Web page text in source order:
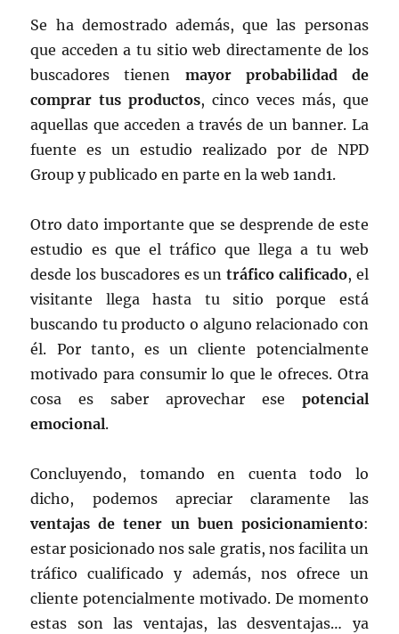
Se ha demostrado además, que las personas
que acceden a tu sitio web directamente de los
buscadores tienen mayor probabilidad de
comprar tus productos, cinco veces más, que
aquellas que acceden a través de un banner. La
fuente es un estudio realizado por de NPD
Group y publicado en parte en la web 1and1.
Otro dato importante que se desprende de este
estudio es que el tráfico que llega a tu web
desde los buscadores es untráfico calificado, el
visitante llega hasta tu sitio porque está
buscando tu producto o alguno relacionado con
él. Por tanto, es un cliente potencialmente
motivado para consumir lo que le ofreces. Otra
cosa es saber aprovechar ese potencial
emocional.
Concluyendo, tomando en cuenta todo lo
dicho, podemos apreciar claramente las
ventajas de tener un buen posicionamiento:
estar posicionado nos sale gratis, nos facilita un
tráfico cualificado y además, nos ofrece un
cliente potencialmente motivado. De momento
estas son las ventajas, las desventajas… ya